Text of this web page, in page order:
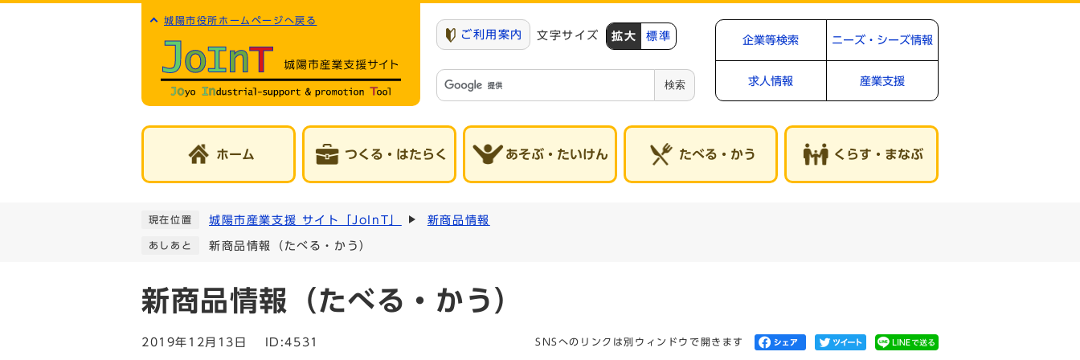
城陽市役所ホームページへ戻る
ご利用案内 文字サイズ 拡大 標準
検索
企業等検索 ニーズ・シーズ情報
求人情報 産業支援
ホーム つくる・はたらく あそぶ・たいけん たべる・かう くらす・まなぶ
現在位置 城陽市産業支援 サイト「JoInT」 新商品情報
あしあと 新商品情報（たべる・かう）
新商品情報（たべる・かう）
2019年12月13日 ID:4531 SNSへのリンクは別ウィンドウで開きます